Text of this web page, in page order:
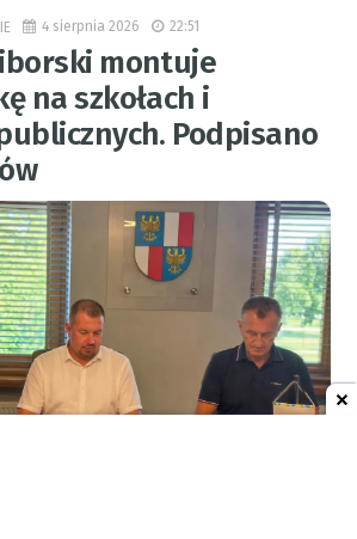
4 sierpnia 2026 22:51
montuje
na szkołach i
Podpisano